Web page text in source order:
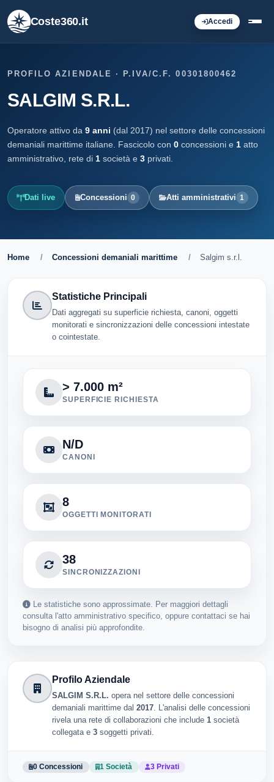
Coste360.it Accedi
PROFILO AZIENDALE · P.IVA/C.F. 00301800462
SALGIM S.R.L.
Operatore attivo da 9 anni (dal 2017) nel settore delle concessioni
demaniali marittime italiane. Fascicolo con 0 concessioni e 1 atto
amministrativo, rete di 1 società e 3 privati.
Dati live Concessioni 0 Atti amministrativi 1
Home / Concessioni demaniali marittime / Salgim s.r.l.
Statistiche Principali
Dati aggregati su superficie richiesta, canoni, oggetti
monitorati e sincronizzazioni delle concessioni intestate
o cointestate.
> 7.000 m²
SUPERFICIE RICHIESTA
N/D
CANONI
8
OGGETTI MONITORATI
38
SINCRONIZZAZIONI
Le statistiche sono approssimate. Per maggiori dettagli
consulta l'atto amministrativo specifico, oppure contattaci se hai
bisogno di analisi più approfondite.
Profilo Aziendale
SALGIM S.R.L. opera nel settore delle concessioni
demaniali marittime dal 2017 . L'analisi delle concessioni
rivela una rete di collaborazioni che include 1 società
collegata e 3 soggetti privati.
0 Concessioni 1 Società 3 Privati